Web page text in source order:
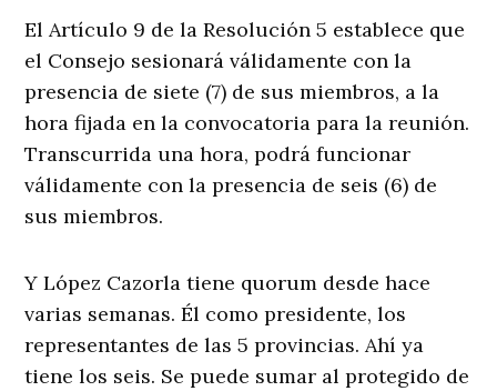
El Artículo 9 de la Resolución 5 establece que
el Consejo sesionará válidamente con la
presencia de siete (7) de sus miembros, a la
hora fijada en la convocatoria para la reunión.
Transcurrida una hora, podrá funcionar
válidamente con la presencia de seis (6) de
sus miembros.
Y López Cazorla tiene quorum desde hace
varias semanas. Él como presidente, los
representantes de las 5 provincias. Ahí ya
tiene los seis. Se puede sumar al protegido de